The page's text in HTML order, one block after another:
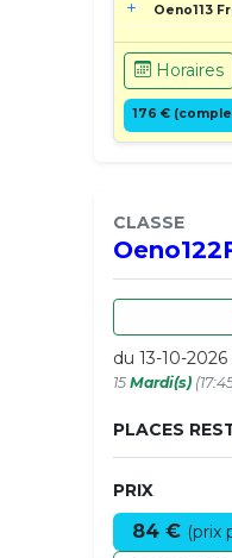
Oeno113
Horaires
176 €
CLASSE
du 13-10-
15 Mardi(s)
PLACES
PRIX
84 € (prix